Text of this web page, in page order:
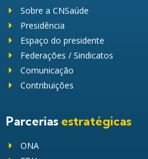
Sobre a CNSaúde
Presidência
Espaço do presidente
Federações / Sindicatos
Comunicação
Contribuições
Parcerias estratégicas
ONA